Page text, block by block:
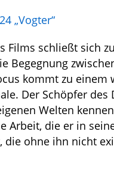
„Vogter“
Films schließt sich
Begegnung
kommt zu einem
Der Schöpfer des
Welten
Arbeit, die er in
die ohne ihn nicht